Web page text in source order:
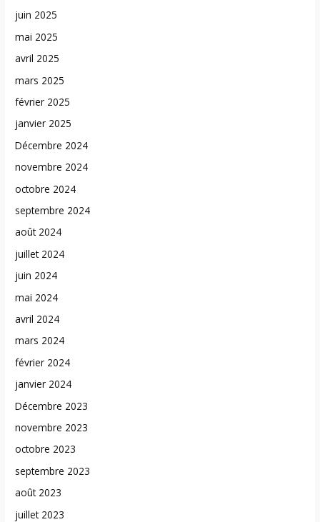
juin 2025
mai 2025
avril 2025
mars 2025
février 2025
janvier 2025
Décembre 2024
novembre 2024
octobre 2024
septembre 2024
août 2024
juillet 2024
juin 2024
mai 2024
avril 2024
mars 2024
février 2024
janvier 2024
Décembre 2023
novembre 2023
octobre 2023
septembre 2023
août 2023
juillet 2023